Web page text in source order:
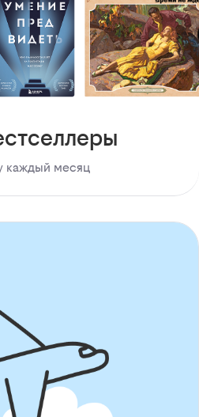
каждый месяц